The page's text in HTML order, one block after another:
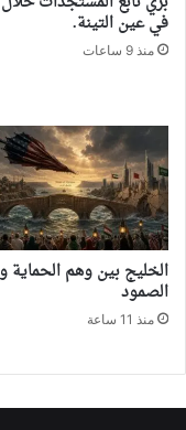
في عين التينة.
منذ 9 ساعات
‏الخليج بين وهم الحماية
الصمود
منذ 11 ساعة